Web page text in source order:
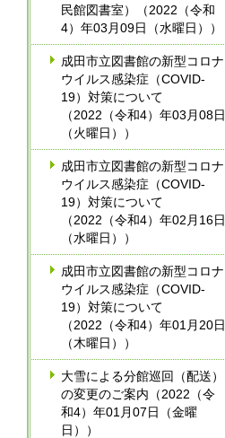
民館図書室）（2022（令和
4）年03月09日（水曜日））
成田市立図書館の新型コロナ
ウイルス感染症（COVID-
19）対策について
（2022（令和4）年03月08日
（火曜日））
成田市立図書館の新型コロナ
ウイルス感染症（COVID-
19）対策について
（2022（令和4）年02月16日
（水曜日））
成田市立図書館の新型コロナ
ウイルス感染症（COVID-
19）対策について
（2022（令和4）年01月20日
（木曜日））
大雪による分館巡回（配送）
の変更のご案内（2022（令
和4）年01月07日（金曜
日））